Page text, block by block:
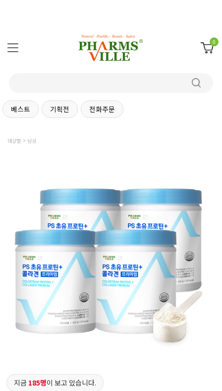
0
베스트 기획전 전화주문
대상별 남성
지금 185명이 보고 있습니다.